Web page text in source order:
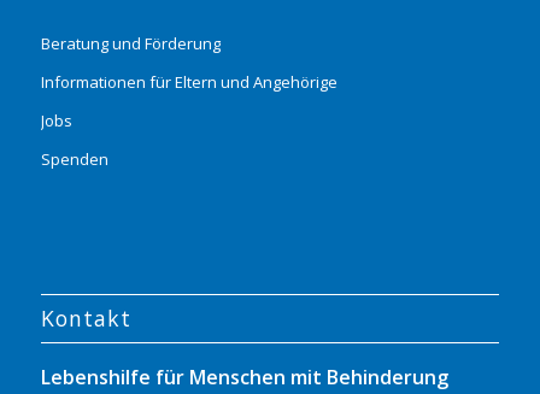
Beratung und Förderung
Informationen für Eltern und Angehörige
Jobs
Spenden
Kontakt
Lebenshilfe für Menschen mit Behinderung